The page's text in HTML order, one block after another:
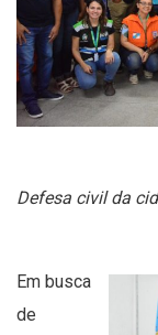
Defesa civil da
Em busca
de